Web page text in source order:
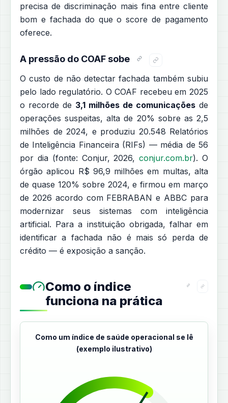
precisa de discriminação mais fina entre cliente
bom e fachada do que o score de pagamento
oferece.
A pressão do COAF sobe
O custo de não detectar fachada também subiu
pelo lado regulatório. O COAF recebeu em 2025
o recorde de 3,1 milhões de comunicações de
operações suspeitas, alta de 20% sobre as 2,5
milhões de 2024, e produziu 20.548 Relatórios
de Inteligência Financeira (RIFs) — média de 56
por dia (fonte: Conjur, 2026,conjur.com.br). O
órgão aplicou R$ 96,9 milhões em multas, alta
de quase 120% sobre 2024, e firmou em março
de 2026 acordo com FEBRABAN e ABBC para
modernizar seus sistemas com inteligência
artificial. Para a instituição obrigada, falhar em
identificar a fachada não é mais só perda de
crédito — é exposição a sanção.
Como o índice
funciona na prática
Como um índice de saúde operacional se lê
(exemplo ilustrativo)